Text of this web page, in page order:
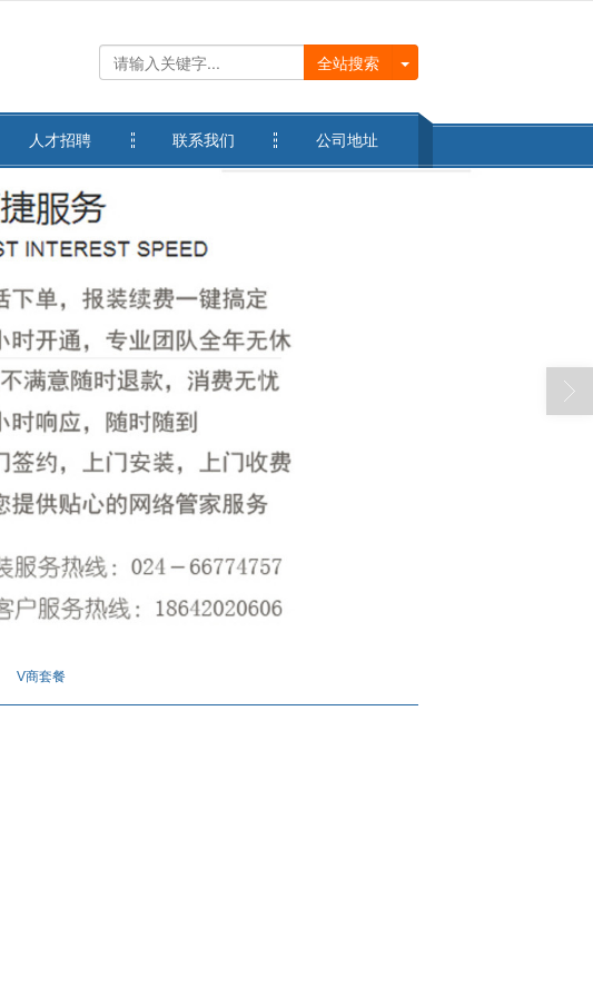
全站搜索
人才招聘 联系我们 公司地址
V商套餐